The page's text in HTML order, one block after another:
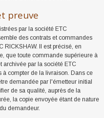
preuve
par la société ETC
des contrats et commandes
RICKSHAW. Il est précisé, en
que toute commande supérieure à
archivée par la société ETC
à compter de la livraison. Dans ce
demandée par l'émetteur initial
de sa qualité, auprès de la
la copie envoyée étant de nature
demandeur.